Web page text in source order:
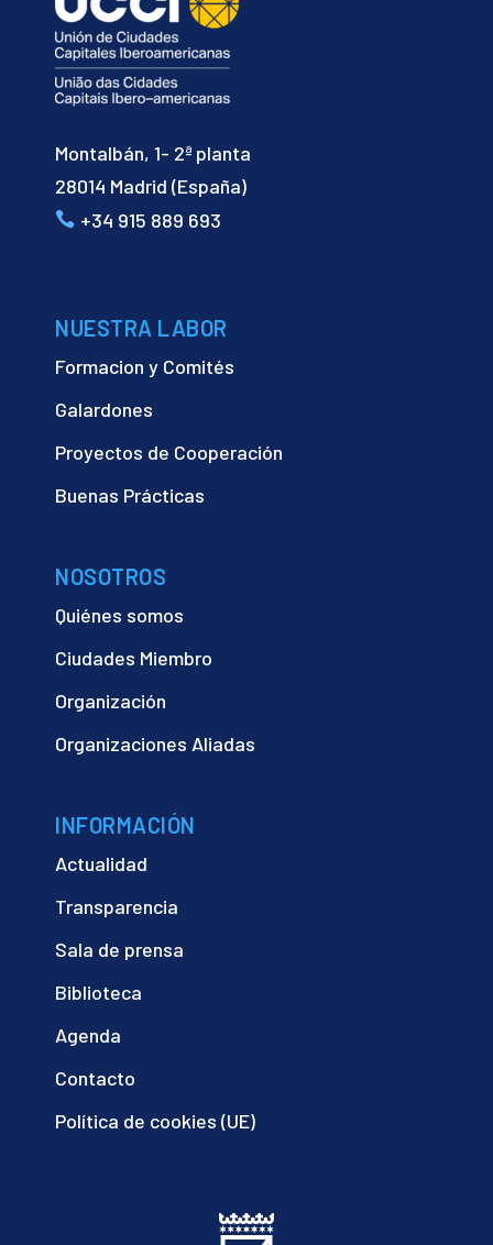
Montalbán, 1- 2ª planta
28014 Madrid (España)
+34 915 889 693
NUESTRA LABOR
Formacion y Comités
Galardones
Proyectos de Cooperación
Buenas Prácticas
NOSOTROS
Quiénes somos
Ciudades Miembro
Organización
Organizaciones Aliadas
INFORMACIÓN
Actualidad
Transparencia
Sala de prensa
Biblioteca
Agenda
Contacto
Política de cookies (UE)